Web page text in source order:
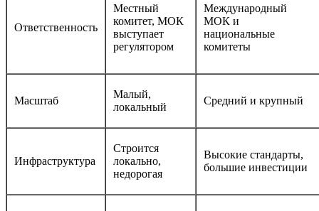
Ответственность
Местный
комитет, МОК
выступает
регулятором
Международный
МОК и
национальные
комитеты
Масштаб
Малый,
локальный
Средний и крупный
Инфраструктура
Строится
локально,
недорогая
Высокие стандарты,
большие инвестиции